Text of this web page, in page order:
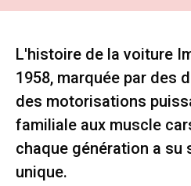
L'histoire de la voiture
1958, marquée par des
des motorisations
familiale aux muscle
chaque génération a su
unique.